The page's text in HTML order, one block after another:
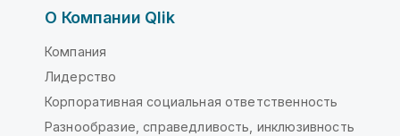
О Компании Qlik
Компания
Лидерство
Корпоративная социальная ответственность
Разнообразие, справедливость, инклюзивность